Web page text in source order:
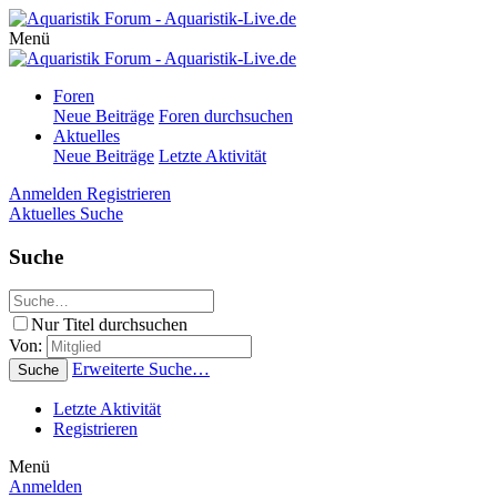
Menü
Foren
Neue Beiträge Foren durchsuchen
Aktuelles
Neue Beiträge Letzte Aktivität
Anmelden Registrieren
Aktuelles Suche
Suche
Nur Titel durchsuchen
Von:
Suche Erweiterte Suche…
Letzte Aktivität
Registrieren
Menü
Anmelden